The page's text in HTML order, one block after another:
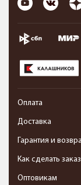
Оплата
Доставка
Гарантия и
Как сделать заказ
Оптовикам